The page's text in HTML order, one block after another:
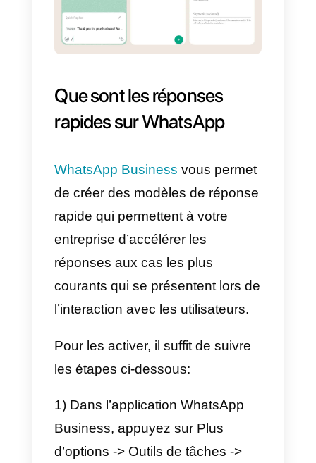
en essayant de recueillir le plus
d’informations possible de la part
Une autre solution pourrait être
de montrer le catalogue des
produits, de demander les
intentions du client, d’offrir une
assistance pour choisir un
ou même de permettre un
paiement instantané.
le routage automatique,
permet de traiter une première